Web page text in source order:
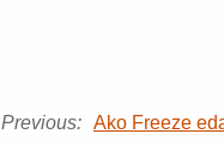
Previous: Ako Freeze